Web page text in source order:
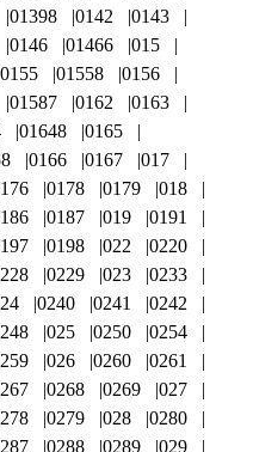
01398 0142
0143
0146 01466
015
0155 01558
0156
01587 0162
0163
01648
0165
0166 0167
017
0178 0179
018
0187 019
0191
0198 022
0220
0229 023
0233
0240 0241
0242
025 0250
0254
026 0260
0261
0268 0269
027
0279 028
0280
0288 0289 029